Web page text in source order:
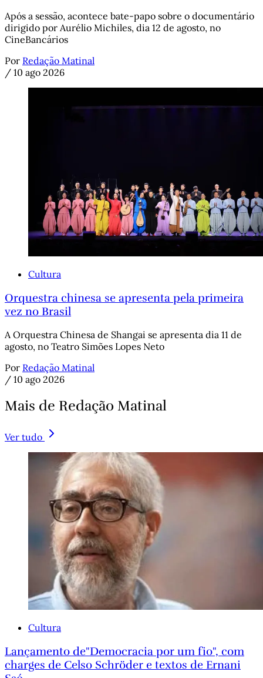
Após a sessão, acontece bate-papo sobre o documentário
dirigido por Aurélio Michiles, dia 12 de agosto, no
CineBancários
Por Redação Matinal
/ 10 ago 2026
Cultura
Orquestra chinesa se apresenta pela primeira
vez no Brasil
A Orquestra Chinesa de Shangai se apresenta dia 11 de
agosto, no Teatro Simões Lopes Neto
Por Redação Matinal
/ 10 ago 2026
Mais de Redação Matinal
Ver tudo
Cultura
Lançamento de"Democracia por um fio", com
charges de Celso Schröder e textos de Ernani